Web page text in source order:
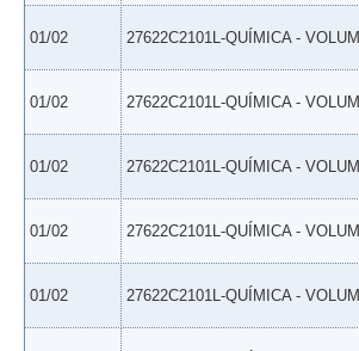
01/02 27622C2101L-QUÍMICA -
01/02 27622C2101L-QUÍMICA -
01/02 27622C2101L-QUÍMICA -
01/02 27622C2101L-QUÍMICA -
01/02 27622C2101L-QUÍMICA -